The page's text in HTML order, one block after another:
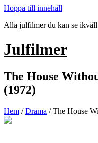
Hoppa till innehåll
Alla julfilmer du kan se ikväll
Julfilmer
The House
(1972)
Hem /Drama / The House